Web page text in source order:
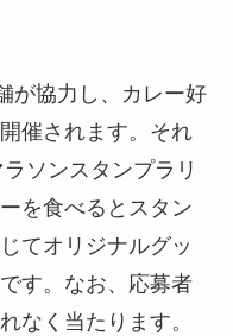
が協力し、カレー好
催されます。それ
ソンスタンプラリ
を食べるとスタン
てオリジナルグッ
す。なお、応募者
なく当たります。